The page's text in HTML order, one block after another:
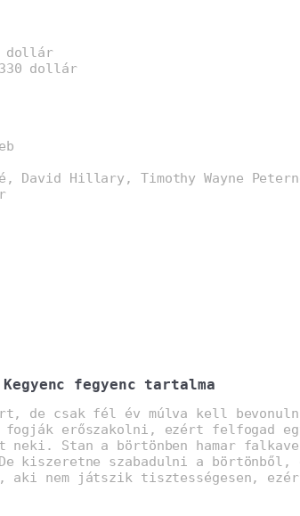
dollár
dollár
David Hillary, Timothy Wayne
Kegyenc fegyenc tartalma
de csak fél év múlva kell
fogják erőszakolni, ezért felfogad
neki. Stan a börtönben hamar
kiszeretne szabadulni a börtönből,
aki nem játszik tisztességesen,